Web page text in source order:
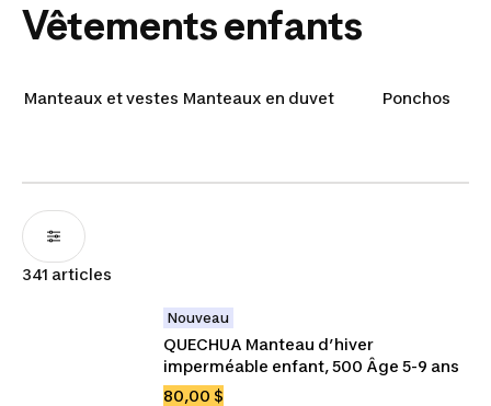
Vêtements enfants
Manteaux et vestes Manteaux en duvet Ponchos
341 articles
Nouveau
QUECHUA Manteau d’hiver
imperméable enfant, 500 Âge 5-9 ans
80,00 $